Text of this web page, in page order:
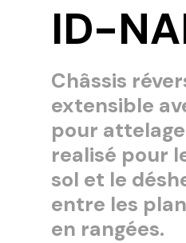
ID-
Châssis
extensible
pour
realisé pour
sol et le
entre les
en rangées.